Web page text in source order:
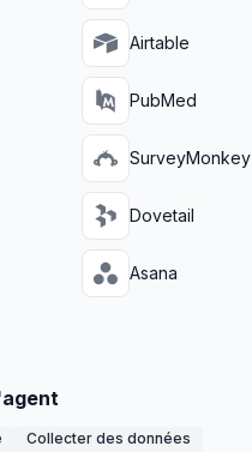
Airtable
PubMed
SurveyMonkey
Dovetail
Asana
Collecter des données